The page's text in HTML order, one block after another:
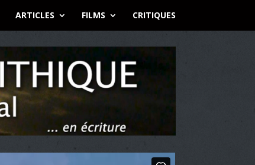
ARTICLES FILMS CRITIQUES